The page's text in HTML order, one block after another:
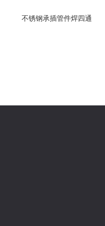
不锈钢承插管件焊四通